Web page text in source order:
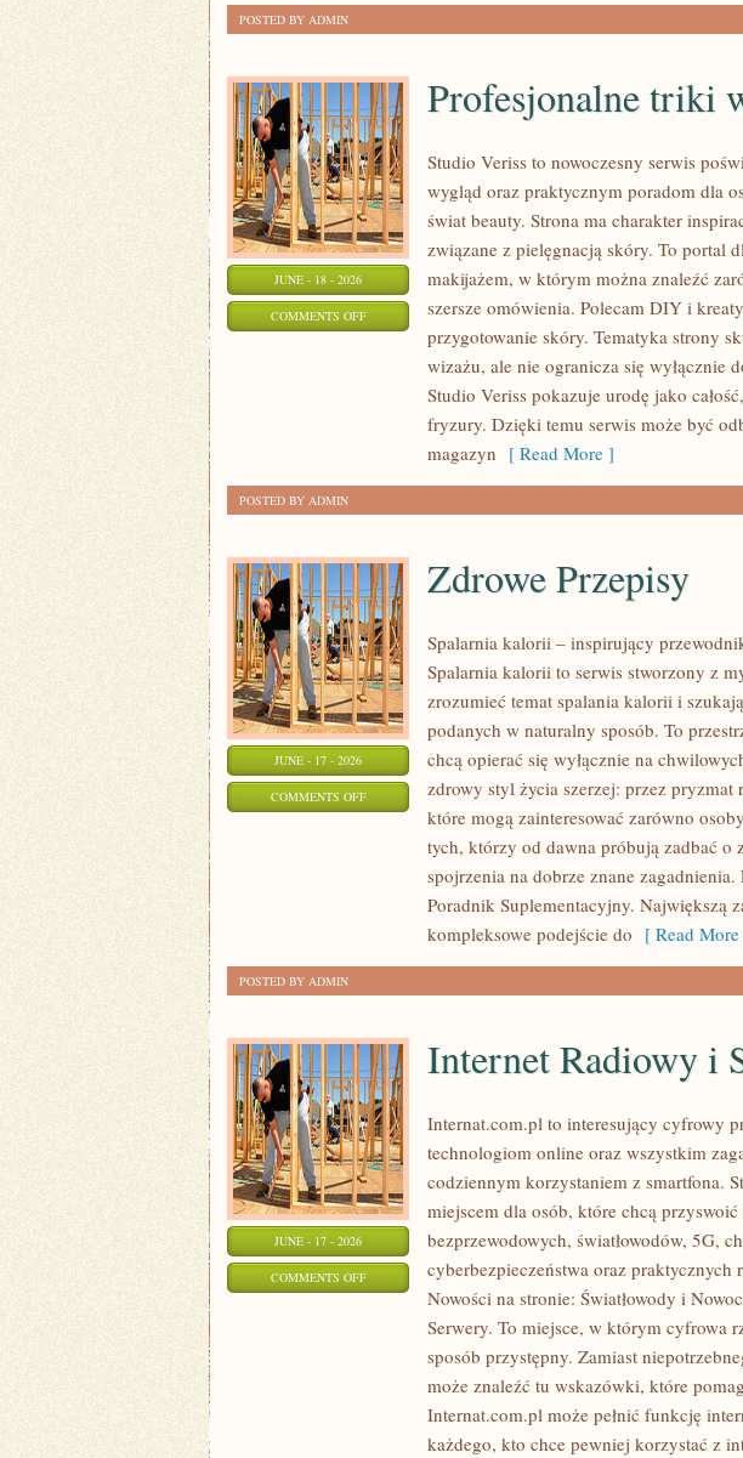
POSTED BY ADMIN
JUNE - 18 - 2026
COMMENTS OFFON
PROFESJONALNE
WIZAŻYSTÓW
Profesjonalne triki
Studio Veriss to nowoczesny serwis
wygląd oraz praktycznym poradom dla
świat beauty. Strona ma charakter
związane z pielęgnacją skóry. To portal
makijażem, w którym można znaleźć
szersze omówienia. Polecam DIY i
przygotowanie skóry. Tematyka strony
wizażu, ale nie ogranicza się wyłącznie
Studio Veriss pokazuje urodę jako
fryzury. Dzięki temu serwis może być
magazyn [ Read More ]
POSTED BY ADMIN
JUNE - 17 - 2026
COMMENTS OFFON
Zdrowe Przepisy
Spalarnia kalorii – inspirujący
Spalarnia kalorii to serwis stworzony z
zrozumieć temat spalania kalorii i
podanych w naturalny sposób. To
chcą opierać się wyłącznie na
zdrowy styl życia szerzej: przez pryzmat
które mogą zainteresować zarówno
tych, którzy od dawna próbują zadbać o
spojrzenia na dobrze znane
Poradnik Suplementacyjny. Największą
kompleksowe podejście do [ Read
POSTED BY ADMIN
JUNE - 17 - 2026
COMMENTS OFFON
SATELITARNY
Internet Radiowy i
Internat.com.pl to interesujący cyfrowy
technologiom online oraz wszystkim
codziennym korzystaniem z smartfona.
miejscem dla osób, które chcą
bezprzewodowych, światłowodów, 5G,
cyberbezpieczeństwa oraz
Nowości na stronie: Światłowody i
Serwery. To miejsce, w którym cyfrowa
sposób przystępny. Zamiast
może znaleźć tu wskazówki, które
Internat.com.pl może pełnić funkcję
każdego, kto chce pewniej korzystać z